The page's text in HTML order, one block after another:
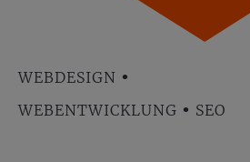
WEBDESIGN •
WEBENTWICKLUNG • SEO